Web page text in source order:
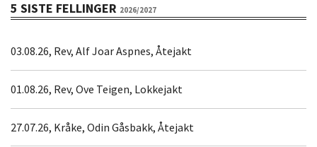
5 SISTE FELLINGER 2026/2027
03.08.26, Rev, Alf Joar Aspnes, Åtejakt
01.08.26, Rev, Ove Teigen, Lokkejakt
27.07.26, Kråke, Odin Gåsbakk, Åtejakt